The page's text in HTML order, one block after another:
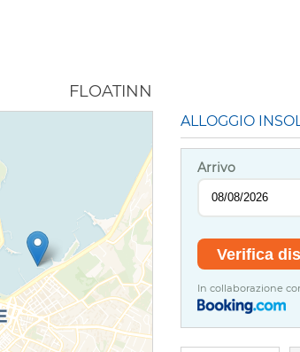
FLOATINN
ALLOGGIO
Arrivo
In collaborazione